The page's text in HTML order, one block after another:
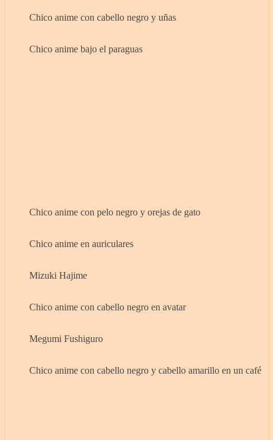
Chico anime con cabello negro y uñas
Chico anime bajo el paraguas
Chico anime con pelo negro y orejas de gato
Chico anime en auriculares
Mizuki Hajime
Chico anime con cabello negro en avatar
Megumi Fushiguro
Chico anime con cabello negro y cabello amarillo en un café